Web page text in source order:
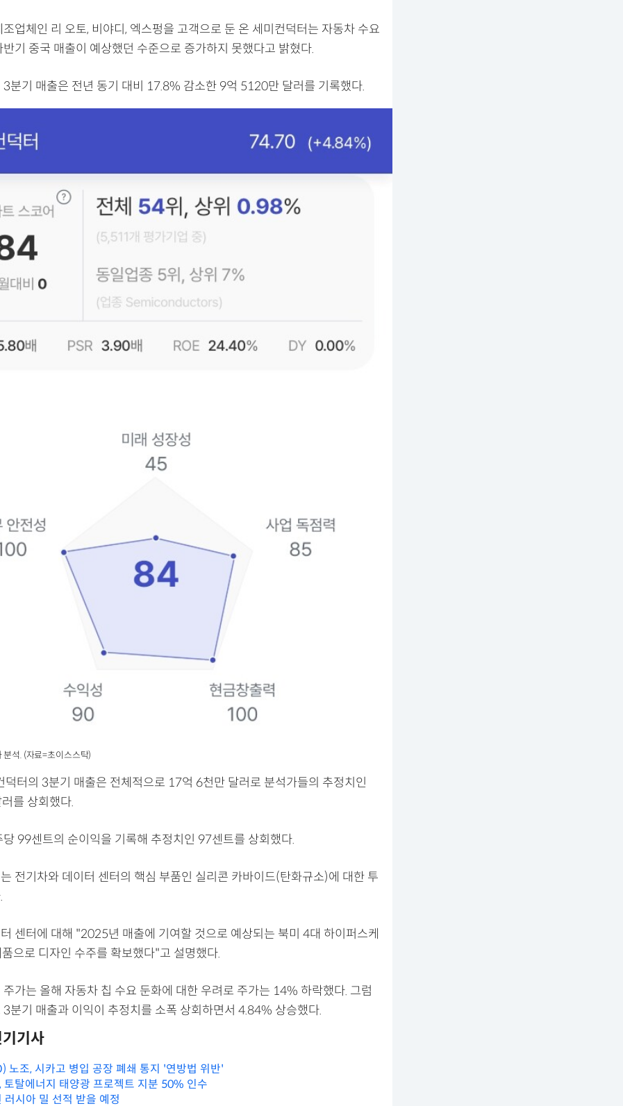
업체인 리 오토, 비야디, 엑스펑을 고객으로 둔 온 세미컨덕터는 자동차 수요
기 중국 매출이 예상했던 수준으로 증가하지 못했다고 밝혔다.
3분기 매출은 전년 동기 대비 17.8% 감소한 9억 5120만 달러를 기록했다.
석. (자료=초이스스탁)
덕터의 3분기 매출은 전체적으로 17억 6천만 달러로 분석가들의 추정치인
를 상회했다.
당 99센트의 순이익을 기록해 추정치인 97센트를 상회했다.
전기차와 데이터 센터의 핵심 부품인 실리콘 카바이드(탄화규소)에 대한 투
센터에 대해 "2025년 매출에 기여할 것으로 예상되는 북미 4대 하이퍼스케
으로 디자인 수주를 확보했다"고 설명했다.
가는 올해 자동차 칩 수요 둔화에 대한 우려로 주가는 14% 하락했다. 그럼
3분기 매출과 이익이 추정치를 소폭 상회하면서 4.84% 상승했다.
기사
노조, 시카고 병입 공장 폐쇄 통지 '연방법 위반'
토탈에너지 태양광 프로젝트 지분 50% 인수
러시아 밀 선적 받을 예정